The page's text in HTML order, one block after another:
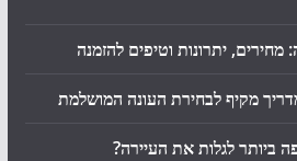
יתרונות וטיפים להזמנה
מקיף לבחירת העונה המושלמת
ביותר לגלות את העיירה?